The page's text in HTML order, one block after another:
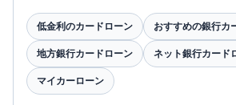
低金利のカードローン おすすめの銀行カ
地方銀行カードローン ネット銀行カード
マイカーローン